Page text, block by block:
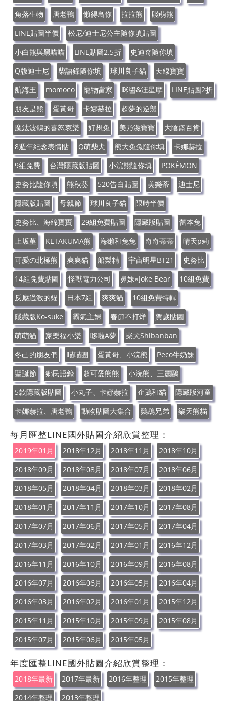
角落生物 唐老鴨 懶得鳥你 拉拉熊
賤萌熊
LINE貼圖半價
松尼/迪士尼公主隨你填貼圖
小白熊與黑喵喵
LINE貼圖2.5折
史迪奇隨你填
Q版迪士尼
柴語錄隨你填 球川良子貓
天線寶寶
航海王
momoco 寵物當家 咪醬&汪星摩
LINE貼圖2折
朋友是熊
蛋黃哥 卡娜赫拉
超夢的逆襲
魔法波鴿的喜怒哀樂
好想兔 美乃滋寶寶
大陰盜百貨
8週年紀念表情貼
Q萌柴犬 熊大兔兔隨你填
卡娜赫拉
9組免費
台灣隱藏版貼圖 小浣熊隨你填
POKÉMON
史努比隨你填
熊秋葵 520告白貼圖 美樂蒂
迪士尼
隱藏版貼圖
母親節 球川良子貓
限時半價
史努比、海綿寶寶
29組免費貼圖 隱藏版貼圖
蕾本兔
上坂堇
KETAKUMA熊 海獺和兔兔 奇奇蒂蒂
晴天p莉
可愛の北極熊
爽爽貓 船梨精 宇宙明星BT21
史努比
14組免費貼圖
怪獸電力公司 鼻妹×Joke Bear
10組免費
反應過激的貓
日本7組 爽爽貓
10組免費特輯
隱藏版Ko-suke
霸氣主婦 春節不打烊
賀歲貼圖
萌萌貓
家樂福小樂 哆啦A夢
柴犬Shibanban
冬己的朋友們
喵喵團 蛋黃哥、小浣熊
Peco牛奶妹
聖誕節
鄉民語錄 超可愛熊熊
小浣熊、三麗鷗
5款隱藏版貼圖
小丸子、卡娜赫拉 企鵝和貓
隱藏版河童
卡娜赫拉、唐老鴨
動物貼圖大集合 鸚鵡兄弟 樂天熊貓
每月匯整LINE國外貼圖介紹欣賞整理：
2019年01月 2018年12月 2018年11月
2018年10月
2018年09月
2018年08月 2018年07月
2018年06月
2018年05月
2018年04月 2018年03月
2018年02月
2018年01月
2017年11月 2017年10月
2017年08月
2017年07月
2017年06月 2017年05月
2017年04月
2017年03月
2017年02月 2017年01月
2016年12月
2016年11月
2016年10月 2016年09月
2016年08月
2016年07月
2016年06月 2016年05月
2016年04月
2016年03月
2016年02月 2016年01月
2015年12月
2015年11月
2015年10月 2015年09月
2015年08月
2015年07月
2015年06月 2015年05月
年度匯整LINE國外貼圖介紹欣賞整理：
2018年最新 2017年最新 2016年整理
2015年整理
2014年整理
2013年整理